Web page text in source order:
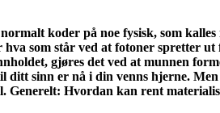
koder på noe fysisk, som
som står ved at fotoner spretter
gjøres det ved at munnen
sinn er nå i din venns hjerne.
Generelt: Hvordan kan rent